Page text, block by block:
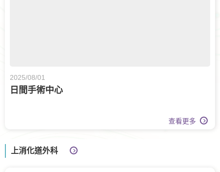
2025/08/01
日間手術中心
查看更多
上消化道外科